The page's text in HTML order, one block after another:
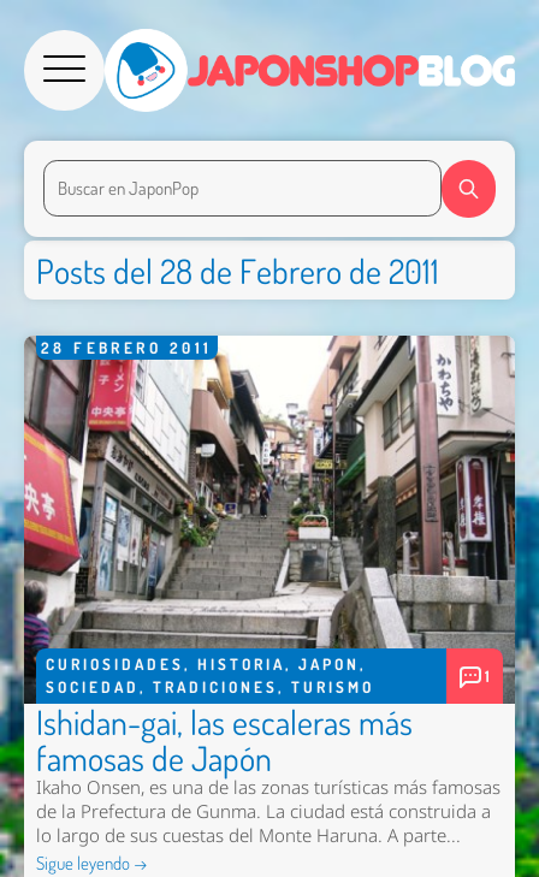
Posts del 28 de Febrero de 2011
28 FEBRERO 2011
CURIOSIDADES, HISTORIA, JAPON ,
SOCIEDAD , TRADICIONES, TURISMO
1
Ishidan-gai, las escaleras más
famosas de Japón
Ikaho Onsen, es una de las zonas turísticas más famosas
de la Prefectura de Gunma. La ciudad está construida a
lo largo de sus cuestas del Monte Haruna. A parte...
Sigue leyendo →